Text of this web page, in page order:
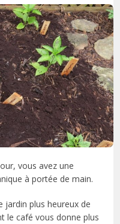
vous avez une
à portée de main.
jardin plus heureux de
le café vous donne plus